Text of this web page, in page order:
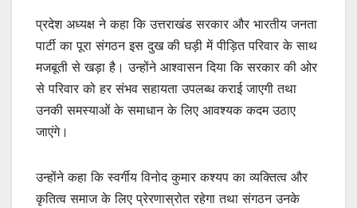
प्रदेश अध्यक्ष ने कहा कि उत्तराखंड सरकार और भारतीय जनता
पार्टी का पूरा संगठन इस दुख की घड़ी में पीड़ित परिवार के साथ
मजबूती से खड़ा है। उन्होंने आश्वासन दिया कि सरकार की ओर
से परिवार को हर संभव सहायता उपलब्ध कराई जाएगी तथा
उनकी समस्याओं के समाधान के लिए आवश्यक कदम उठाए
जाएंगे।
उन्होंने कहा कि स्वर्गीय विनोद कुमार कश्यप का व्यक्तित्व और
कृतित्व समाज के लिए प्रेरणास्रोत रहेगा तथा संगठन उनके